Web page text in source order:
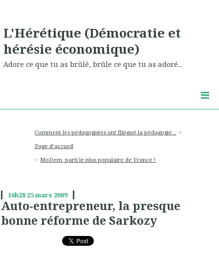
L'Hérétique (Démocratie et
hérésie économique)
Adore ce que tu as brûlé, brûle ce que tu as adoré...
Comment les pédagogistes ont flingué la pédagogie...
Page d'accueil
MoDem, parti le plus populaire de France !
16h28 25mars 2009
Auto-entrepreneur, la presque
bonne réforme de Sarkozy